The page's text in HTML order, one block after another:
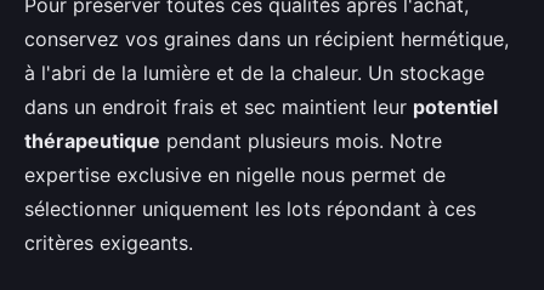
conservez vos graines dans un récipient hermétique,
à l'abri de la lumière et de la chaleur. Un stockage
dans un endroit frais et sec maintient leur potentiel
thérapeutique pendant plusieurs mois. Notre
expertise exclusive en nigelle nous permet de
sélectionner uniquement les lots répondant à ces
critères exigeants.